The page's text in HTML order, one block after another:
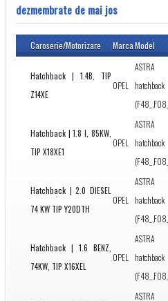
dezmembrate de mai jos
Caroserie/Motorizare MarcaModel
Hatchback | 1.4B, TIP
Z14XE
OPEL
hatchback
Hatchback | 1.8 I, 85KW,
TIP X18XE1
OPEL
hatchback
Hatchback | 2.0 DIESEL
74 KW TIP Y20DTH
OPEL
hatchback
Hatchback | 1.6 BENZ,
74KW, TIP X16XEL
OPEL
hatchback